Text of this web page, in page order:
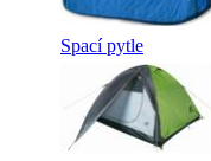
Spací pytle